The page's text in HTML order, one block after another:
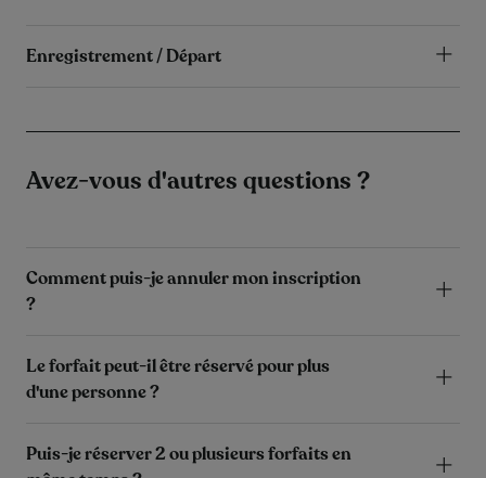
Enregistrement / Départ
Avez-vous d'autres questions ?
Comment puis-je annuler mon inscription
?
Le forfait peut-il être réservé pour plus
d'une personne ?
Puis-je réserver 2 ou plusieurs forfaits en